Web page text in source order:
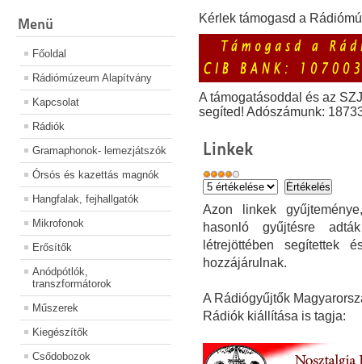
Menü
Főoldal
Rádiómúzeum Alapítvány
Kapcsolat
Rádiók
Gramaphonok- lemezjátszók
Órsós és kazettás magnók
Hangfalak, fejhallgatók
Mikrofonok
Erősítők
Anódpótlók,
transzformátorok
Műszerek
Kiegészítők
Csődobozok
Kérlek támogasd a
A támogatásoddal és az
segíted! Adószámunk:
Linkek
Azon linkek
hasonló gyűjtésre
létrejöttében segítettek
hozzájárulnak.
A Rádiógyűjtők
Rádiók kiállítása is tagja: